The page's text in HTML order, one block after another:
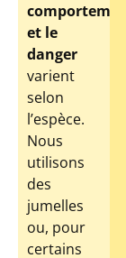
comportement
et le
danger
varient
selon
l’espèce.
Nous
utilisons
des
jumelles
ou, pour
certains